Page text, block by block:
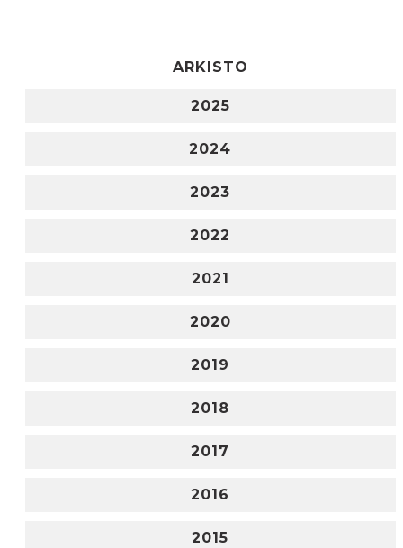
ARKISTO
2025
2024
2023
2022
2021
2020
2019
2018
2017
2016
2015